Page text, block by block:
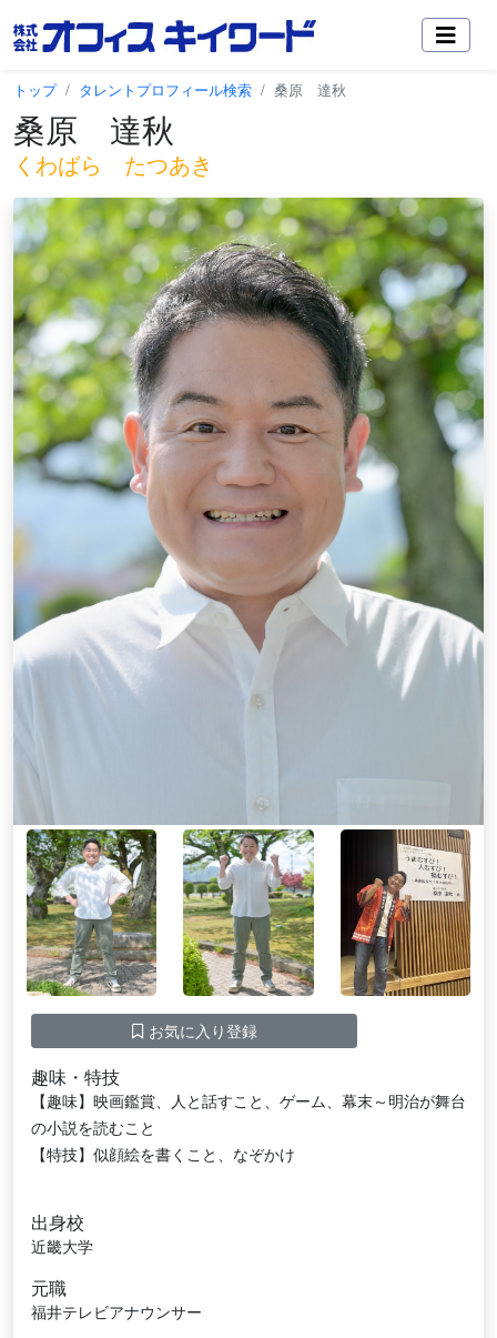
トップ タレントプロフィール検索 桑原 達秋
桑原 達秋
くわばら たつあき
お気に入り登録
趣味・特技
【趣味】映画鑑賞、人と話すこと、ゲーム、幕末～明治が舞台
の小説を読むこと
【特技】似顔絵を書くこと、なぞかけ
出身校
近畿大学
元職
福井テレビアナウンサー